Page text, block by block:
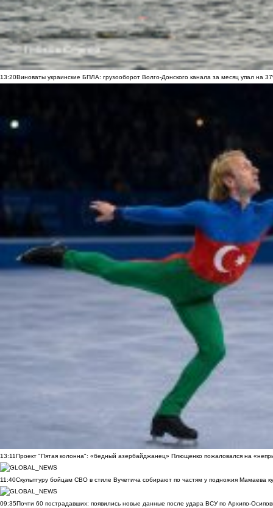
13:20Виноваты украинские БПЛА: грузооборот Волго-Донского канала за месяц упал на
13:11Проект "Пятая колонна": «бедный азербайджанец» Плющенко пожаловался на
11:40Скульптуру бойцам СВО в стиле Вучетича собирают по частям у подножия Мамаева
09:35Почти 60 пострадавших: появились новые данные после удара ВСУ по Архипо-